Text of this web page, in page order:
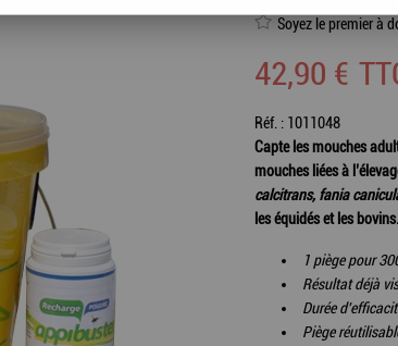
Soyez le premier à
42,90 €
Réf. : 1011048
Capte les mouches
mouches liées à
calcitrans, fania
les équidés et les bovins.
1 piège pour
Résultat déjà
Durée
Piège